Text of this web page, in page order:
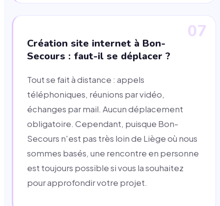
07
Création site internet à Bon-
Secours : faut-il se déplacer ?
Tout se fait à distance : appels
téléphoniques, réunions par vidéo,
échanges par mail. Aucun déplacement
obligatoire. Cependant, puisque Bon-
Secours n'est pas très loin de Liège où nous
sommes basés, une rencontre en personne
est toujours possible si vous la souhaitez
pour approfondir votre projet.